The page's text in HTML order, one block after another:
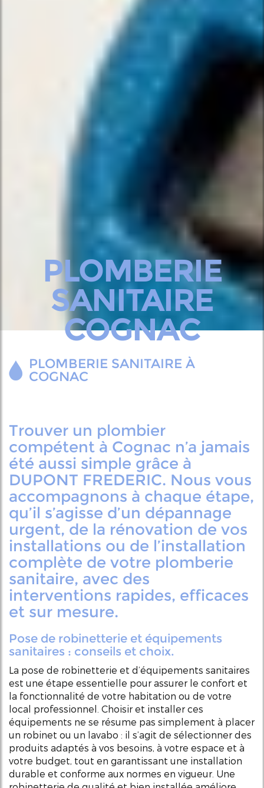
PLOMBERIE
SANITAIRE
COGNAC
PLOMBERIE SANITAIRE À
COGNAC
Trouver un plombier
compétent à Cognac n’a jamais
été aussi simple grâce à
DUPONT FREDERIC. Nous vous
accompagnons à chaque étape,
qu’il s’agisse d’un dépannage
urgent, de la rénovation de vos
installations ou de l’installation
complète de votre plomberie
sanitaire, avec des
interventions rapides, efficaces
et sur mesure.
Pose de robinetterie et équipements
sanitaires : conseils et choix.
La pose de robinetterie et d’équipements sanitaires
est une étape essentielle pour assurer le confort et
la fonctionnalité de votre habitation ou de votre
local professionnel. Choisir et installer ces
équipements ne se résume pas simplement à placer
un robinet ou un lavabo : il s’agit de sélectionner des
produits adaptés à vos besoins, à votre espace et à
votre budget, tout en garantissant une installation
durable et conforme aux normes en vigueur. Une